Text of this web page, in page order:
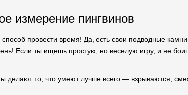
измерение пингвинов
провести время! Да, есть свои подводные
Если ты ищешь простую, но веселую игру, и не
делают то, что умеют лучше всего — взрываются,